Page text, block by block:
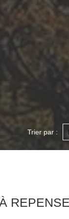
Trier par :